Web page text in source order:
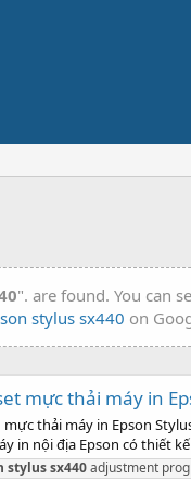
". are found. You can
stylus sx440 on
mực thải máy in
thải máy in Epson
in nội địa Epson có thiết
stylussx440adjustment